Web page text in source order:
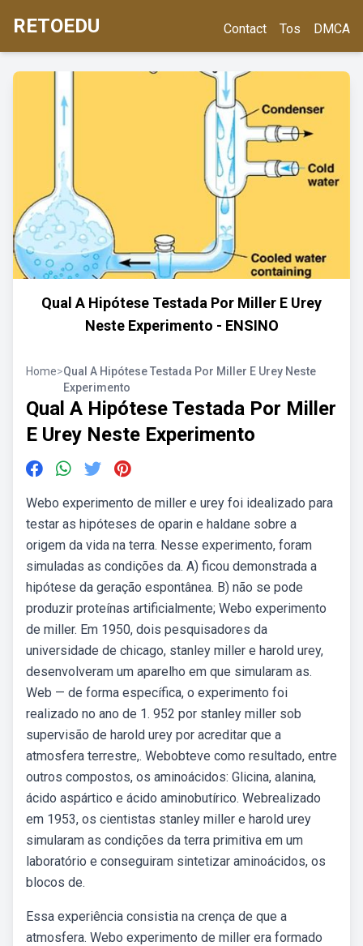
RETOEDU Contact Tos DMCA
Qual A Hipótese Testada Por Miller E Urey
Neste Experimento - ENSINO
Home>Qual A Hipótese Testada Por Miller E Urey Neste
Experimento
Qual A Hipótese Testada Por Miller
E Urey Neste Experimento
Webo experimento de miller e urey foi idealizado para
testar as hipóteses de oparin e haldane sobre a
origem da vida na terra. Nesse experimento, foram
simuladas as condições da. A) ficou demonstrada a
hipótese da geração espontânea. B) não se pode
produzir proteínas artificialmente; Webo experimento
de miller. Em 1950, dois pesquisadores da
universidade de chicago, stanley miller e harold urey,
desenvolveram um aparelho em que simularam as.
Web — de forma específica, o experimento foi
realizado no ano de 1. 952 por stanley miller sob
supervisão de harold urey por acreditar que a
atmosfera terrestre,. Webobteve como resultado, entre
outros compostos, os aminoácidos: Glicina, alanina,
ácido aspártico e ácido aminobutírico. Webrealizado
em 1953, os cientistas stanley miller e harold urey
simularam as condições da terra primitiva em um
laboratório e conseguiram sintetizar aminoácidos, os
blocos de.
Essa experiência consistia na crença de que a
atmosfera. Webo experimento de miller era formado